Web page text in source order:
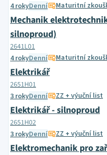
4 rokyDenní Maturitní
Mechanik
silnoproud)
2641L01
4 rokyDenní Maturitní
Elektrikář
2651H01
3 rokyDenní ZZ + výuční list
Elektrikář - silnoproud
2651H02
3 rokyDenní ZZ + výuční list
Elektromechanik pro